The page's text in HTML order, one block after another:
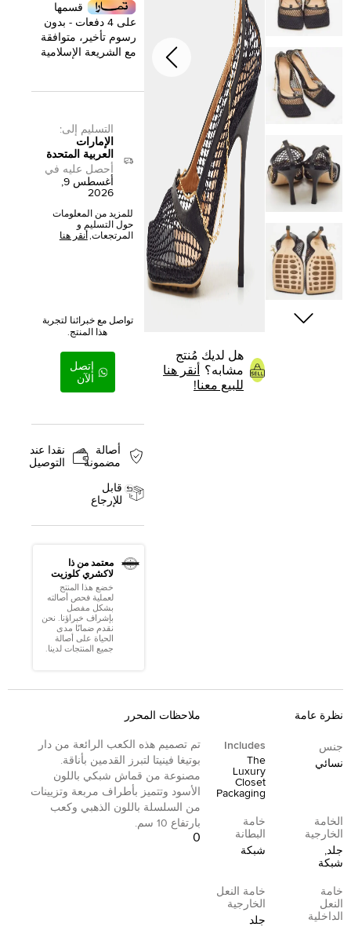
هل لديك مُنتج
مشابه؟
أنقر هنا
للبيع معنا!
قسمها
على 4 دفعات - بدون
رسوم تأخير، متوافقة
مع الشريعة الإسلامية
التسليم إلى:
الإمارات
العربية المتحدة
أحصل عليه في
أغسطس 9,
2026
للمزيد من المعلومات
حول التسليم و
المرتجعات, أنقر هنا
تواصل مع خبرائنا لتجربة
هذا المنتج.
إتصل
الآن
أصالة
مضمونة
نقدا عند
التوصيل
قابل
للإرجاع
معتمد من ذا
لاكشري كلوزيت
خضع هذا المنتج
لعملية فحص أصالته
بشكل مفصل
بإشراف خبراؤنا. نحن
نقدم ضمانًا مدى
الحياة على أصالة
جميع المنتجات لدينا.
نظرة عامة
جنس
نسائي
Includes
The
Luxury
Closet
Packaging
الخامة
الخارجية
جلد,
شبكة
خامة
البطانة
شبكة
خامة
النعل
الداخلية
خامة النعل
الخارجية
جلد
ملاحظات المحرر
تم تصميم هذه الكعب الرائعة من دار
بوتيغا فينيتا لتبرز القدمين بأناقة.
مصنوعة من قماش شبكي باللون
الأسود وتتميز بأطراف مربعة وتزيينات
من السلسلة باللون الذهبي وكعب
بارتفاع 10 سم.
0